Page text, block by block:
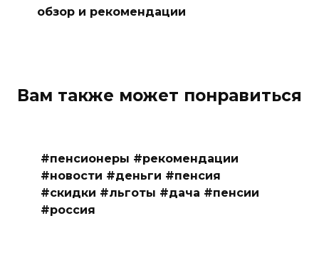
обзор и рекомендации
Вам также может понравиться
#пенсионеры #рекомендации
#новости #деньги #пенсия
#скидки #льготы #дача #пенсии
#россия